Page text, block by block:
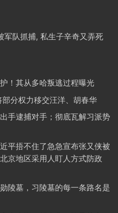
军队抓捕, 私生子辛奇又弄死
！其从多哈叛逃过程曝光
分权力移交汪洋、胡春华
手逮捕对手；彻底瓦解习派势
平捂不住了急急宣布张又侠被
京地区采用人盯人方式防政
陵墓，习陵墓的每一条路名是